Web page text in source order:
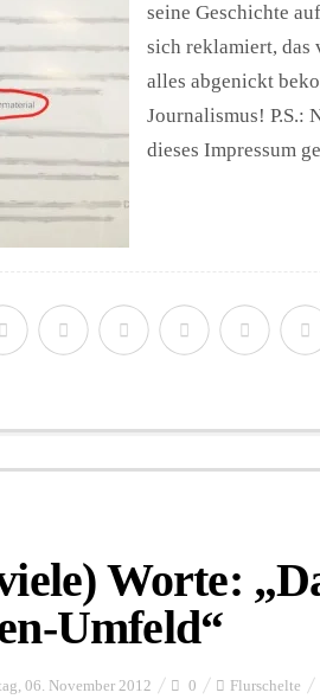
seine Geschichte
sich reklamiert, das
alles abgenickt
Journalismus! P.S.:
dieses Impressum
Worte:
Umfeld“
06. November 2012 0 Flurschelte